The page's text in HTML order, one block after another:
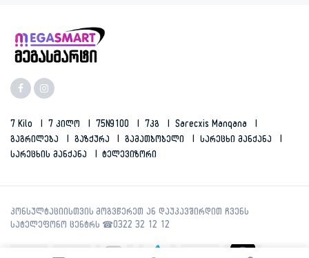
7 Kilo 7 Კილო 75N9100 7კგ
Sarecxis Manqana
Გაგრილება
Გაზქურა Გამათბობელი
Სარეცხი Მანქანა
Სარეცხის Მანქანა
Ტელევიზორი